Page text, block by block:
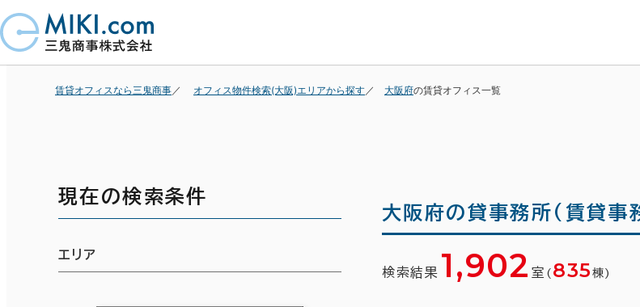
賃貸オフィスなら三鬼商事 オフィス物件検索(大阪)エリアから探す 大阪府の賃貸オフィス一覧
大阪府の貸事務所(賃貸事
検索結果 1,902 室 ( 835 棟)
現在の検索条件
エリア